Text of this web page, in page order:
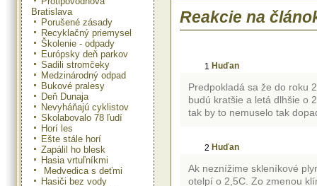
Bratislava
Porušené zásady
Recyklačný priemysel
Školenie - odpady
Európsky deň parkov
Sadili stromčeky
Medzinárodný odpad
Bukové pralesy
Deň Dunaja
Nevyháňajú cyklistov
Skolabovalo 78 ľudí
Horí les
Ešte stále horí
Zapálil ho blesk
Hasia vrtuľníkmi
Medvedica s deťmi
Hasiči bez vody
Medzinárodný deň hôr bol
vznik národných komitétov v 78
partnerstva pre trvalo
horských regiónoch známeho ako
hôr. Organizácia OSN pre
poľnohospodárstvo FAO
Reakcie na
1 Huďan
Predpokladá sa že do roku
budú kratšie a letá dlhšie o
tak by to nemuselo tak
2 Huďan
Ak neznížime skleníkové
otelpí o 2,5C. Zo zmenou